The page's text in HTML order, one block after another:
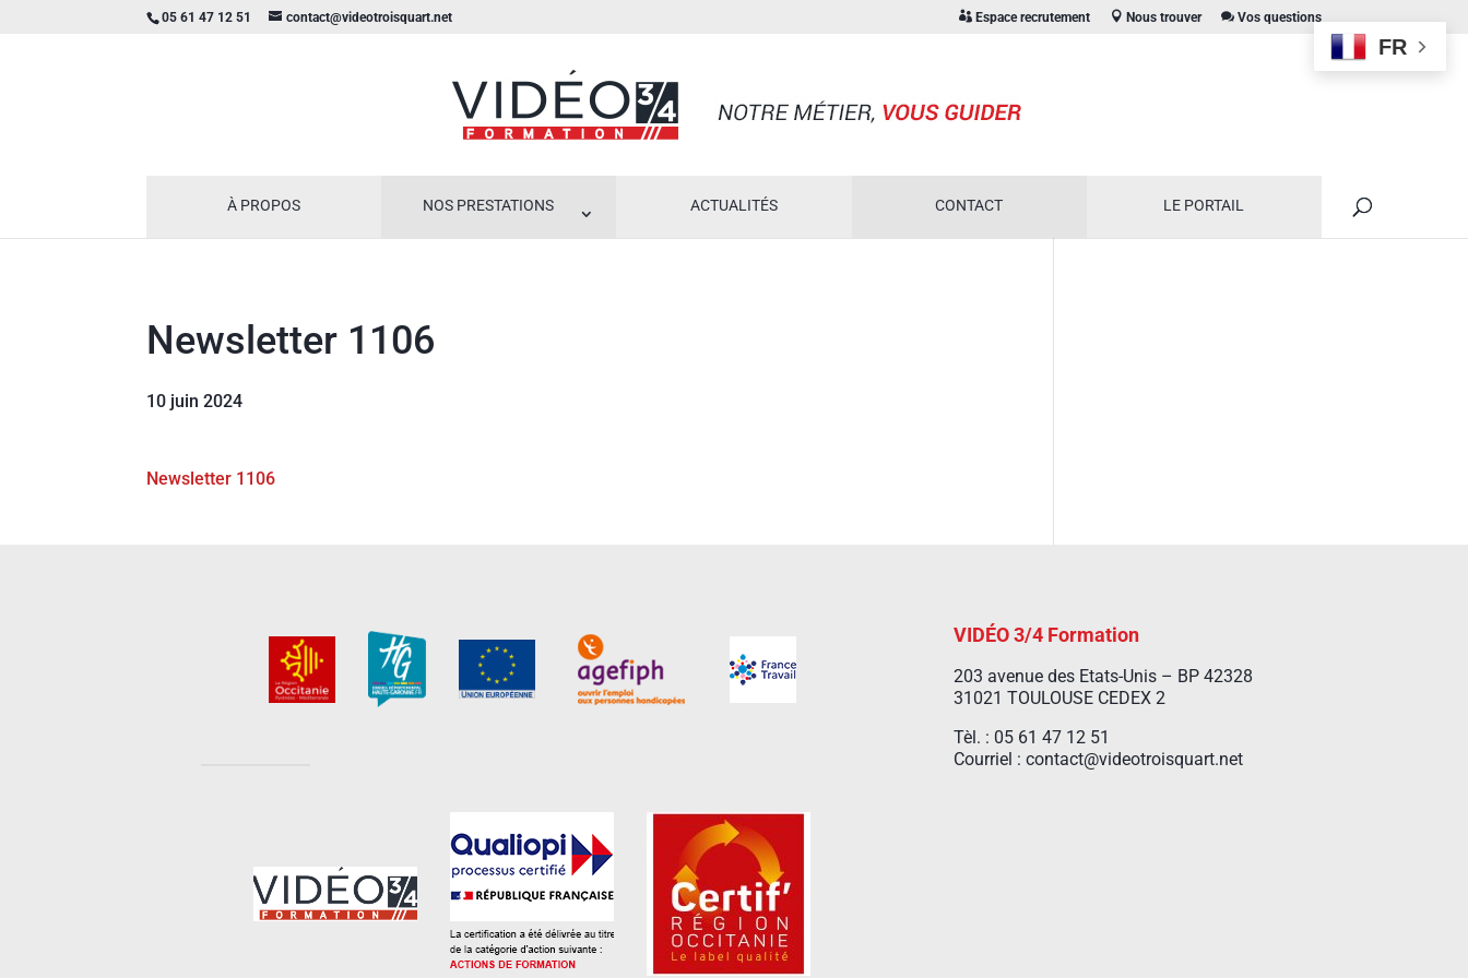
05 61 47 12 51 contact@videotroisquart.net Espace recrutement Nous trouver Vos questions
À PROPOS NOS PRESTATIONS ACTUALITÉS CONTACT LE PORTAIL
Newsletter 1106
10 juin 2024
Newsletter 1106
VIDÉO 3/4 Formation
203 avenue des Etats-Unis – BP 42328
31021 TOULOUSE CEDEX 2
Tèl. : 05 61 47 12 51
Courriel : contact@videotroisquart.net
FR